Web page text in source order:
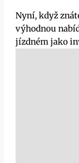
Nyní, když
výhodnou
jízdném jako